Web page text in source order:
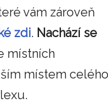
vám zároveň
zdi. Nachází se
místních
místem celého